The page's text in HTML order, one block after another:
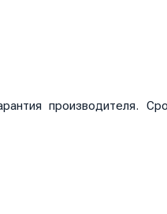
производителя.